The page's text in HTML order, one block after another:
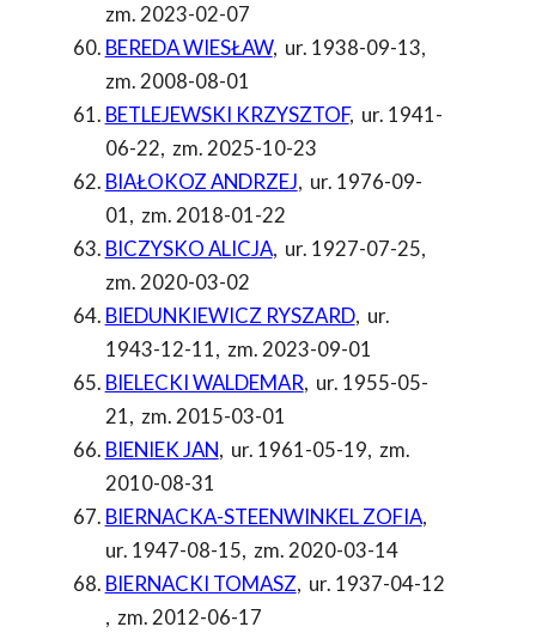
zm. 2023-02-07
BEREDA WIESŁAW, ur. 1938-09-13,
zm. 2008-08-01
BETLEJEWSKI KRZYSZTOF, ur. 1941-
06-22, zm. 2025-10-23
BIAŁOKOZ ANDRZEJ, ur. 1976-09-
01, zm. 2018-01-22
BICZYSKO ALICJA, ur. 1927-07-25,
zm. 2020-03-02
BIEDUNKIEWICZ RYSZARD, ur.
1943-12-11, zm. 2023-09-01
BIELECKI WALDEMAR, ur. 1955-05-
21, zm. 2015-03-01
BIENIEK JAN, ur. 1961-05-19, zm.
2010-08-31
BIERNACKA-STEENWINKEL ZOFIA,
ur. 1947-08-15, zm. 2020-03-14
BIERNACKI TOMASZ, ur. 1937-04-12
, zm. 2012-06-17